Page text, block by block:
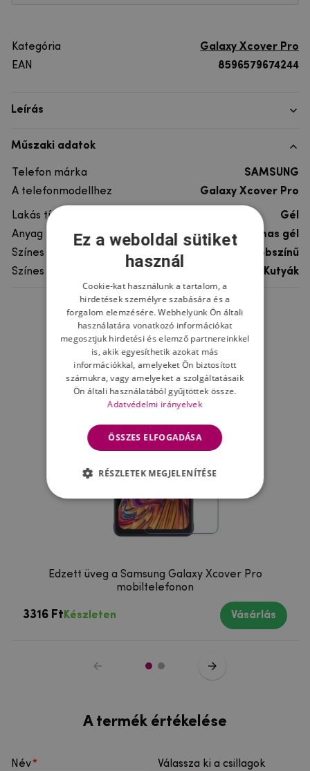
Kategória
Galaxy Xcover Pro
EAN
8596579674244
Leírás
Műszaki adatok
Telefon márka
SAMSUNG
A telefonmodellhez
Galaxy Xcover Pro
Lakás típusa
Gél
Anyag
rugalmas gél
Színes
többszínű
Színes motívum
Kutyák
Ne felejtsd el
Edzett üveg a Samsung Galaxy Xcover Pro
mobiltelefonon
3316 Ft Készleten Vásárlás
A termék értékelése
Név
Válassza ki a csillagok
Ez a weboldal sütiket
használ
Cookie-kat használunk a tartalom, a
hirdetések személyre szabására és a
forgalom elemzésére. Webhelyünk Ön általi
használatára vonatkozó információkat
megosztjuk hirdetési és elemző partnereinkkel
is, akik egyesíthetik azokat más
információkkal, amelyeket Ön biztosított
számukra, vagy amelyeket a szolgáltatásaik
Ön általi használatából gyűjtöttek össze.
Adatvédelmi irányelvek
ÖSSZES ELFOGADÁSA
RÉSZLETEK MEGJELENÍTÉSE